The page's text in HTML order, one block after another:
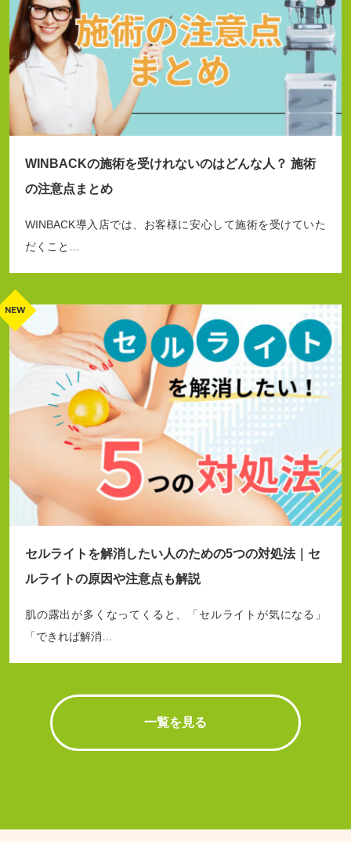
WINBACKの施術を受けれないのはどんな人？ 施術
の注意点まとめ
WINBACK導入店では、お客様に安心して施術を受けていた
だくこと…
セルライトを解消したい人のための5つの対処法｜セ
ルライトの原因や注意点も解説
肌の露出が多くなってくると、「セルライトが気になる」
「できれば解消…
一覧を見る